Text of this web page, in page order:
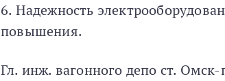
6. Надежность
повышения.
Гл. инж. вагонного депо ст.